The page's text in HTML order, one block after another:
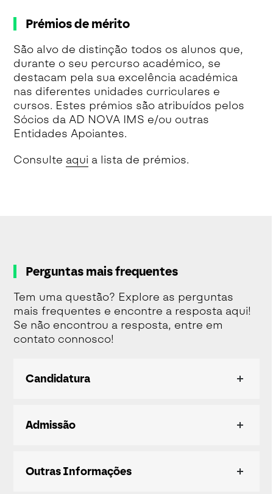
Prémios de mérito
São alvo de distinção todos os alunos que,
durante o seu percurso académico, se
destacam pela sua excelência académica
nas diferentes unidades curriculares e
cursos. Estes prémios são atribuídos pelos
Sócios da AD NOVA IMS e/ou outras
Entidades Apoiantes.
Consulte aqui a lista de prémios.
Perguntas mais frequentes
Tem uma questão? Explore as perguntas
mais frequentes e encontre a resposta aqui!
Se não encontrou a resposta, entre em
contato connosco!
Candidatura
Admissão
Outras Informações